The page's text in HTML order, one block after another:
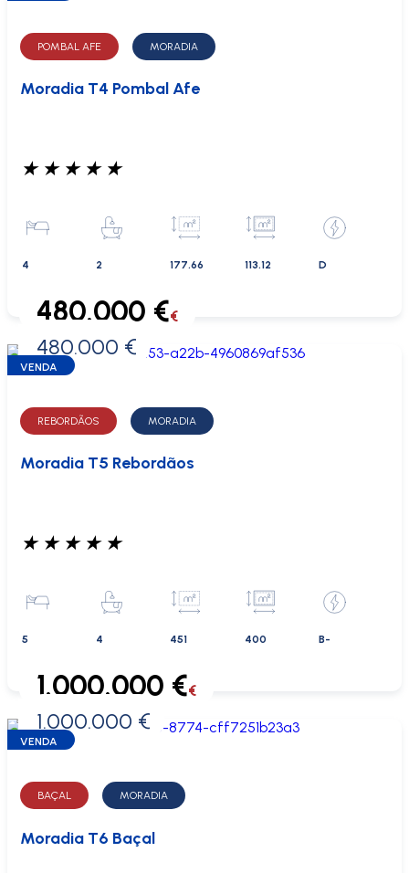
POMBAL AFE MORADIA
Moradia T4 Pombal Afe
★ ★ ★ ★ ★
4 2 177.66 113.12 D
0 €
480.000 €€
480.000 €
VENDA
REBORDÃOS MORADIA
Moradia T5 Rebordãos
★ ★ ★ ★ ★
5 4 451 400 B-
0 €
1.000.000 €€
1.000.000 €
VENDA
BAÇAL MORADIA
Moradia T6 Baçal